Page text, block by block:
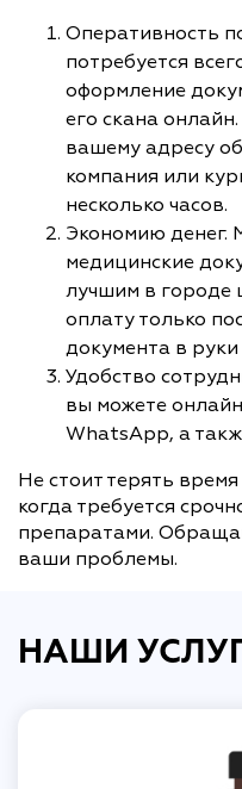
Оперативность
потребуется
оформление
его скана
вашему адресу
компания или
несколько часов.
Экономию денег.
медицинские
лучшим в городе
оплату только
документа в
Удобство
вы можете
WhatsApp, а
Не стоит терять
когда требуется
препаратами.
ваши проблемы.
НАШИ